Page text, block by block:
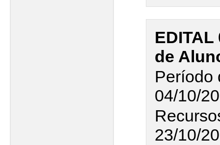
EDITAL
de
Período
04/10/
23/10/